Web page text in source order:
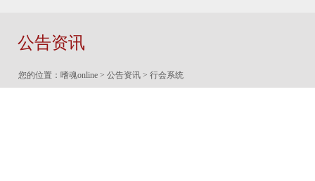
公告资讯
您的位置： 嗜魂online > 公告资讯 > 行会系统